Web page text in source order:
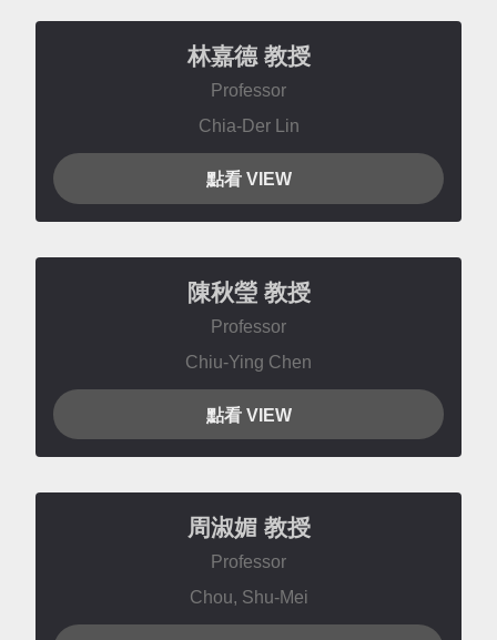
林嘉德 教授
Professor
Chia-Der Lin
點看 VIEW
陳秋瑩 教授
Professor
Chiu-Ying Chen
點看 VIEW
周淑媚 教授
Professor
Chou, Shu-Mei